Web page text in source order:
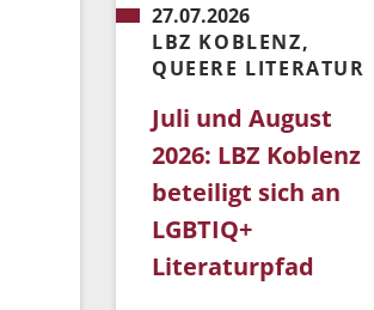
27.07.2026
LBZ KOBLENZ,
QUEERE LITERATUR
Juli und August
2026: LBZ Koblenz
beteiligt sich an
LGBTIQ+
Literaturpfad